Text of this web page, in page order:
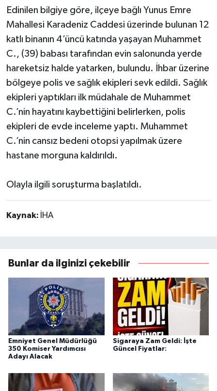
Edinilen bilgiye göre, ilçeye bağlı Yunus Emre
Mahallesi Karadeniz Caddesi üzerinde bulunan 12
katlı binanın 4’üncü katında yaşayan Muhammet
C., (39) babası tarafından evin salonunda yerde
hareketsiz halde yatarken, bulundu. İhbar üzerine
bölgeye polis ve sağlık ekipleri sevk edildi. Sağlık
ekipleri yaptıkları ilk müdahale de Muhammet
C.’nin hayatını kaybettiğini belirlerken, polis
ekipleri de evde inceleme yaptı. Muhammet
C.’nin cansız bedeni otopsi yapılmak üzere
hastane morguna kaldırıldı.
Olayla ilgili soruşturma başlatıldı.
Kaynak: İHA
Bunlar da ilginizi çekebilir
Emniyet Genel Müdürlüğü
350 Komiser Yardımcısı
Adayı Alacak
Sigaraya Zam Geldi: İşte
Güncel Fiyatlar: